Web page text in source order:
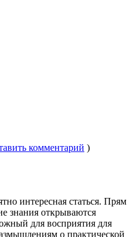
комментарий )
интересная статься. Прям
знания открываются
для восприятия для
о практической